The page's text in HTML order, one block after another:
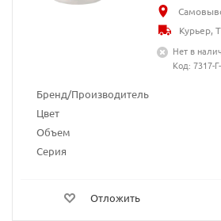
Бренд/Производитель
Цвет
Объем
Серия
Отложить
Курьер,
Нет в
Код: 7317-